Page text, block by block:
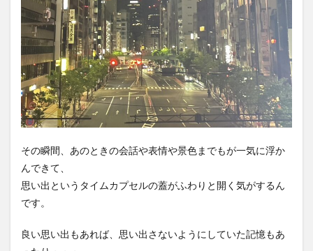
その瞬間、あのときの会話や表情や景色までもが一気に浮か
んできて、
思い出というタイムカプセルの蓋がふわりと開く気がするん
です。
良い思い出もあれば、思い出さないようにしていた記憶もあ